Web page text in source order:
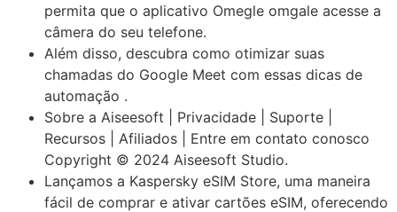
permita que o aplicativo Omegle omgale acesse a
câmera do seu telefone.
Além disso, descubra como otimizar suas
chamadas do Google Meet com essas dicas de
automação .
Sobre a Aiseesoft | Privacidade | Suporte |
Recursos | Afiliados | Entre em contato conosco
Copyright © 2024 Aiseesoft Studio.
Lançamos a Kaspersky eSIM Store, uma maneira
fácil de comprar e ativar cartões eSIM, oferecendo